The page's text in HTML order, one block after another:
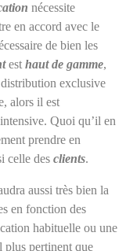
nécessite
en accord avec le
de bien les
est haut de gamme,
exclusive
alors il est
Quoi qu’il en
prendre en
celle des clients.
aussi très bien la
en fonction des
habituelle ou une
plus pertinent que